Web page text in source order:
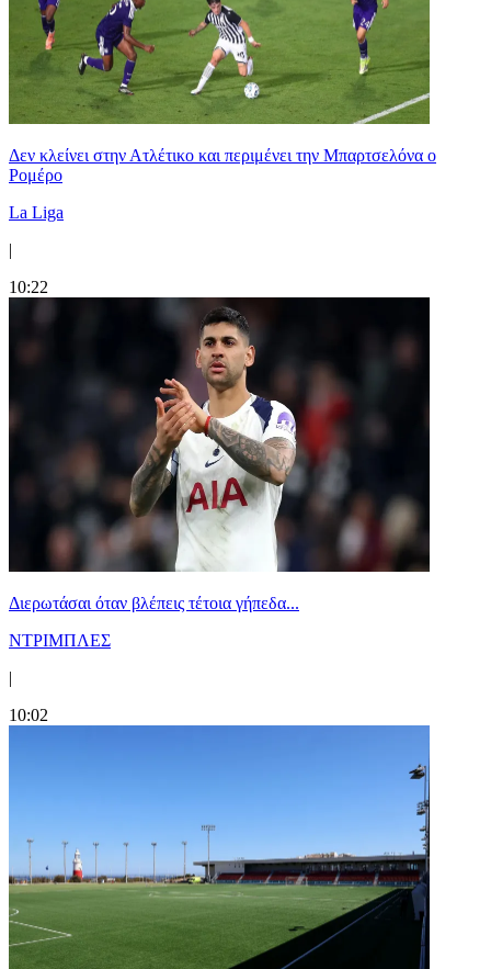
Δεν κλείνει στην Ατλέτικο και περιμένει την Μπαρτσελόνα ο
Ρομέρο
La Liga
|
10:22
Διερωτάσαι όταν βλέπεις τέτοια γήπεδα...
ΝΤΡΙΜΠΛΕΣ
|
10:02